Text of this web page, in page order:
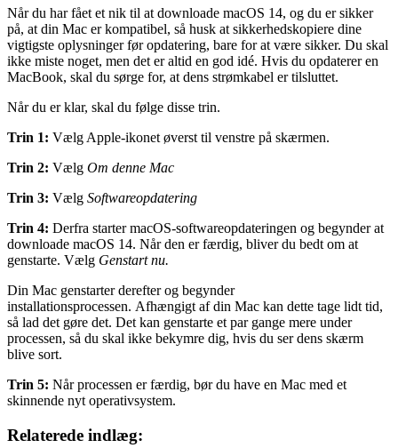
Når du har fået et nik til at downloade macOS 14, og du er sikker
på, at din Mac er kompatibel, så husk at sikkerhedskopiere dine
vigtigste oplysninger før opdatering, bare for at være sikker. Du skal
ikke miste noget, men det er altid en god idé. Hvis du opdaterer en
MacBook, skal du sørge for, at dens strømkabel er tilsluttet.
Når du er klar, skal du følge disse trin.
Trin 1: Vælg Apple-ikonet øverst til venstre på skærmen.
Trin 2: Vælg Om denne Mac
Trin 3: Vælg Softwareopdatering
Trin 4: Derfra starter macOS-softwareopdateringen og begynder at
downloade macOS 14. Når den er færdig, bliver du bedt om at
genstarte. Vælg Genstart nu.
Din Mac genstarter derefter og begynder
installationsprocessen. Afhængigt af din Mac kan dette tage lidt tid,
så lad det gøre det. Det kan genstarte et par gange mere under
processen, så du skal ikke bekymre dig, hvis du ser dens skærm
blive sort.
Trin 5: Når processen er færdig, bør du have en Mac med et
skinnende nyt operativsystem.
Relaterede indlæg: